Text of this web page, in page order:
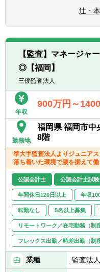
ら経営
■経験・
業診断
野のエ
は、互
があり
■広範
一般企
ていま
辻・
【監査】マネージャ
◎【福岡】
三優監査法人
年収
900万円～
勤務地
福岡県 福岡市
8階
準大手監査法人よりジュニア
落ち着いた環境で腰を据えて働
公認会計士 公認会計士試
年間休日120日以上 年収
転勤なし 5名以上募集
リモートワーク／在宅勤務（制
フレックス出勤／時差出勤（制
業種 監査法